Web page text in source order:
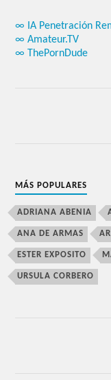
∞ IA Penetración
∞ Amateur.TV
∞ ThePornDude
MÁS POPULARES
ADRIANA ABENIA
ANA DE ARMAS
ESTER EXPOSITO
URSULA CORBERO